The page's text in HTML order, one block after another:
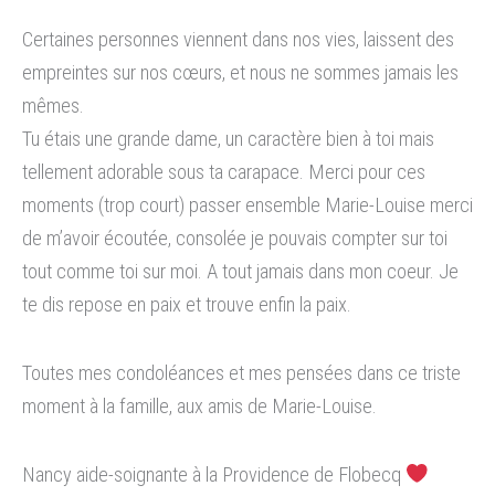
Certaines personnes viennent dans nos vies, laissent des
empreintes sur nos cœurs, et nous ne sommes jamais les
mêmes.
Tu étais une grande dame, un caractère bien à toi mais
tellement adorable sous ta carapace. Merci pour ces
moments (trop court) passer ensemble Marie-Louise merci
de m’avoir écoutée, consolée je pouvais compter sur toi
tout comme toi sur moi. A tout jamais dans mon coeur. Je
te dis repose en paix et trouve enfin la paix.
Toutes mes condoléances et mes pensées dans ce triste
moment à la famille, aux amis de Marie-Louise.
Nancy aide-soignante à la Providence de Flobecq